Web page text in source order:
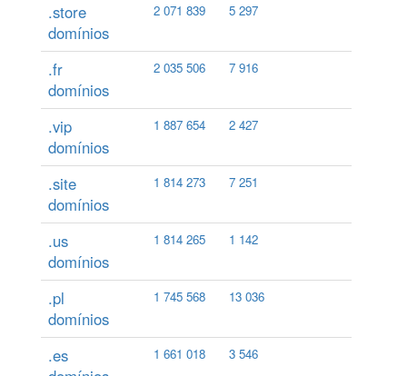
.store
domínios
2 071 839 5 297
.fr
domínios
2 035 506 7 916
.vip
domínios
1 887 654 2 427
.site
domínios
1 814 273 7 251
.us
domínios
1 814 265 1 142
.pl
domínios
1 745 568 13 036
.es
1 661 018 3 546